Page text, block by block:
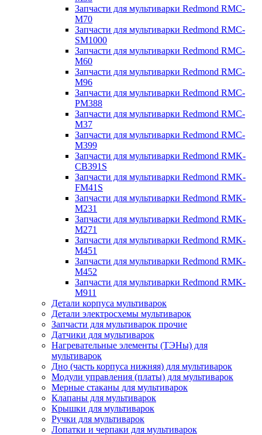
Запчасти для мультиварки Redmond RMC-
M70
Запчасти для мультиварки Redmond RMC-
SM1000
Запчасти для мультиварки Redmond RMC-
M60
Запчасти для мультиварки Redmond RMC-
M96
Запчасти для мультиварки Redmond RMC-
PM388
Запчасти для мультиварки Redmond RMC-
M37
Запчасти для мультиварки Redmond RMC-
M399
Запчасти для мультиварки Redmond RMK-
CB391S
Запчасти для мультиварки Redmond RMK-
FM41S
Запчасти для мультиварки Redmond RMK-
M231
Запчасти для мультиварки Redmond RMK-
M271
Запчасти для мультиварки Redmond RMK-
M451
Запчасти для мультиварки Redmond RMK-
M452
Запчасти для мультиварки Redmond RMK-
M911
Детали корпуса мультиварок
Детали электросхемы мультиварок
Запчасти для мультиварок прочие
Датчики для мультиварок
Нагревательные элементы (ТЭНы) для
мультиварок
Дно (часть корпуса нижняя) для мультиварок
Модули управления (платы) для мультиварок
Мерные стаканы для мультиварок
Клапаны для мультиварок
Крышки для мультиварок
Ручки для мультиварок
Лопатки и черпаки для мультиварок